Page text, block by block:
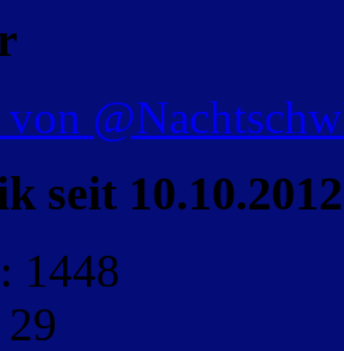
von
seit 10.10.2012
1448